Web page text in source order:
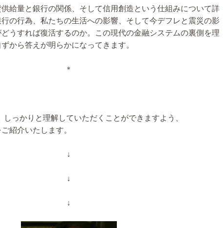
給量と銀行の関係、そして信用創造という仕組みについて詳
の行為、私たちの生活への影響、そして今デフレと震災の影
うすれば復活するのか。この現代の金融システムの裏側を理
から答えが明らかになってきます。
＊
しっかりと理解していただくことができますよう、
紹介いたします。
↓
↓
↓